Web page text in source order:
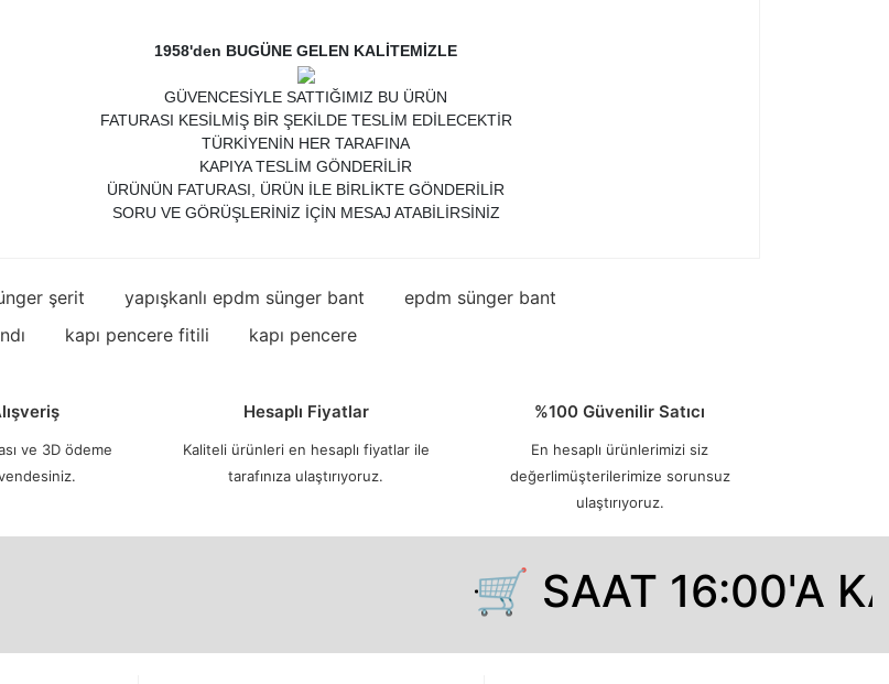
1958'den BUGÜNE GELEN KALİTEMİZLE
GÜVENCESİYLE SATTIĞIMIZ BU ÜRÜN
FATURASI KESİLMİŞ BİR ŞEKİLDE TESLİM EDİLECEKTİR
TÜRKİYENİN HER TARAFINA
KAPIYA TESLİM GÖNDERİLİR
ÜRÜNÜN FATURASI, ÜRÜN İLE BİRLİKTE GÖNDERİLİR
SORU VE GÖRÜŞLERİNİZ İÇİN MESAJ ATABİLİRSİNİZ
şerit yapışkanlı epdm sünger bant
epdm sünger bant
kapı pencere fitili kapı pencere
ve 3D ödeme
Hesaplı Fiyatlar
Kaliteli ürünleri en hesaplı fiyatlar ile
tarafınıza ulaştırıyoruz.
%100 Güvenilir Satıcı
En hesaplı ürünlerimizi siz
değerlimüşterilerimize sorunsuz
ulaştırıyoruz.
🛒 SAAT 16:00'A